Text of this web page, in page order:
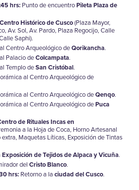
hrs: Punto de encuentroPileta Plaza de
Centro Histórico de Cusco(Plaza Mayor,
Av. Sol, Av. Pardo, Plaza Regocijo, Calle
Saphi).
Centro Arqueológico deQorikancha.
Palacio deColcampata.
Templo deSan Cristóbal.
al Centro Arqueológico de
al Centro Arqueológico deQenqo.
al Centro Arqueológico dePuca
de Rituales Incas en
a la Hoja de Coca, Horno Artesanal
Maquetas Líticas, Exposición de Tintas
Exposición de Tejidos de Alpaca y Vicuña.
del Cristo Blanco.
hrs: Retorno a la ciudad del Cusco.